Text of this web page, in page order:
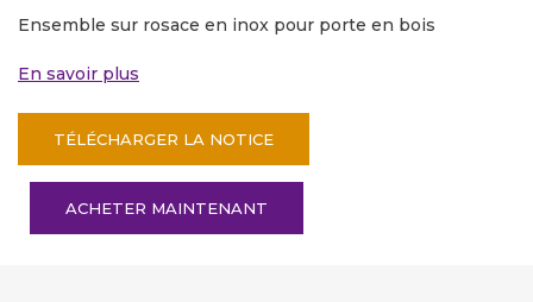
Ensemble sur rosace en inox pour porte en bois
En savoir plus
TÉLÉCHARGER LA NOTICE
ACHETER MAINTENANT